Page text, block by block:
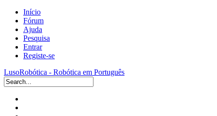
Início
Fórum
Ajuda
Pesquisa
Entrar
Registe-se
LusoRobótica - Robótica em Português